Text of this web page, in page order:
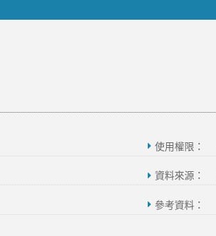
使用權限：
資料來源：
參考資料：